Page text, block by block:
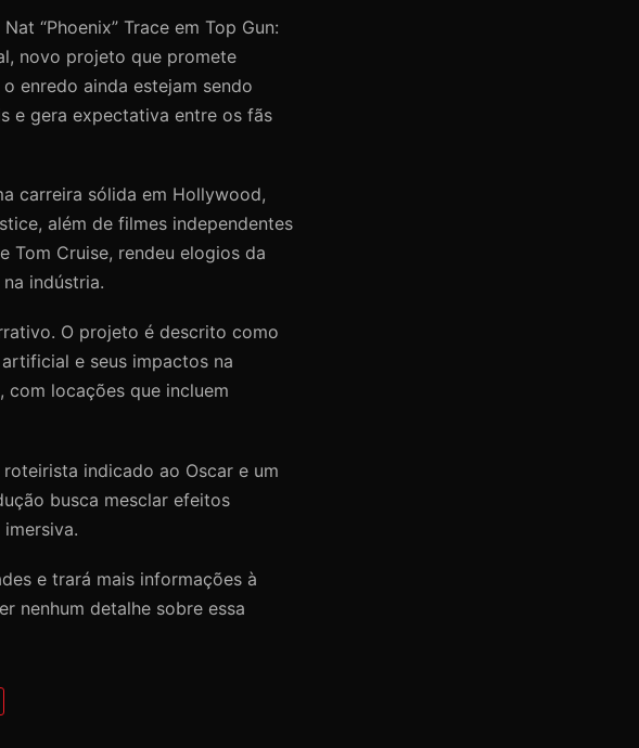
“Phoenix” Trace em Top Gun:
novo projeto que promete
enredo ainda estejam sendo
e gera expectativa entre os fãs
carreira sólida em Hollywood,
além de filmes independentes
Tom Cruise, rendeu elogios da
indústria.
O projeto é descrito como
e seus impactos na
com locações que incluem
indicado ao Oscar e um
busca mesclar efeitos
e trará mais informações à
nenhum detalhe sobre essa